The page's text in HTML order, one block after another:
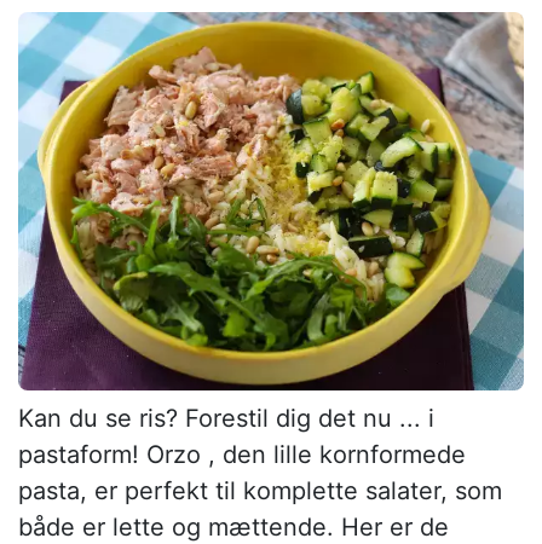
Kan du se ris? Forestil dig det nu ... i
pastaform! Orzo , den lille kornformede
pasta, er perfekt til komplette salater, som
både er lette og mættende. Her er de